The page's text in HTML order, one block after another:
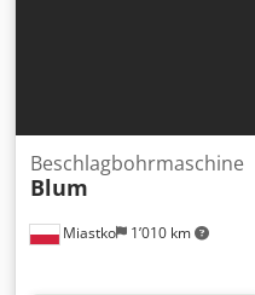
Miastko 1’010 km
Beschlagbohrmaschine
Blum